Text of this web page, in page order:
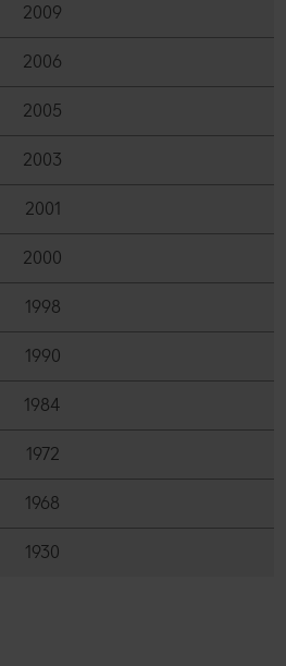
2009
2006
2005
2003
2001
2000
1998
1990
1984
1972
1968
1930